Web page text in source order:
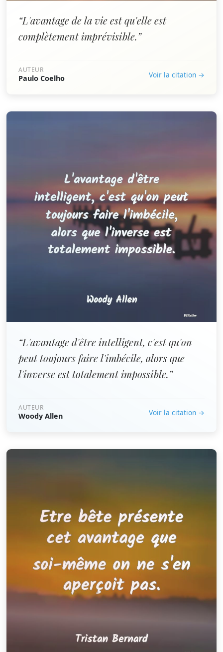
“L'avantage de la vie est qu'elle est
complètement imprévisible.”
AUTEUR
Paulo Coelho Voir la citation →
“L'avantage d'être intelligent, c'est qu'on
peut toujours faire l'imbécile, alors que
l'inverse est totalement impossible.”
AUTEUR
Woody Allen Voir la citation →